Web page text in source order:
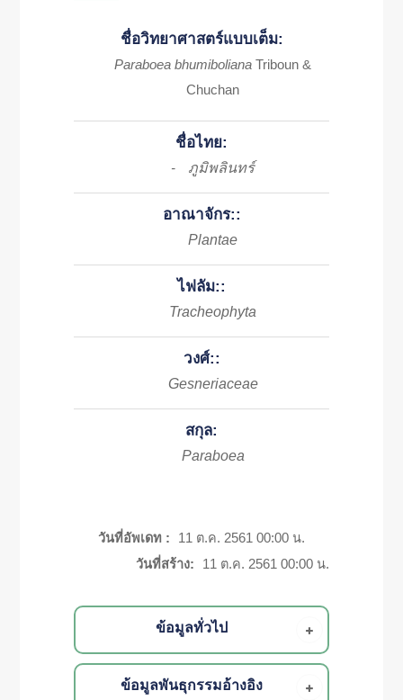
ชื่อวิทยาศาสตร์แบบเต็ม:
Paraboea bhumiboliana Triboun &
Chuchan
ชื่อไทย:
- ภูมิพลินทร์
อาณาจักร::
Plantae
ไฟลัม::
Tracheophyta
วงศ์::
Gesneriaceae
สกุล:
Paraboea
วันที่อัพเดท :
11 ต.ค. 2561 00:00 น.
วันที่สร้าง:
11 ต.ค. 2561 00:00 น.
ข้อมูลทั่วไป
ข้อมูลพันธุกรรมอ้างอิง